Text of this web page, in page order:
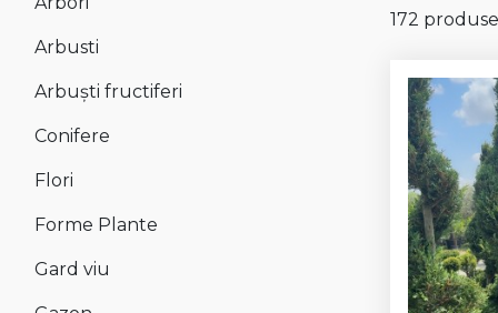
Arbusti
Arbuști fructiferi
Conifere
Flori
Forme Plante
Gard viu
172